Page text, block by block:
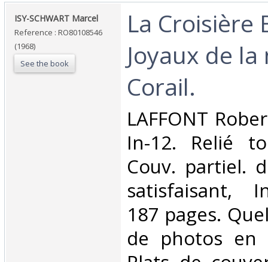
‎ISY-SCHWART Marcel‎
Reference : RO80108546
(1968)
See the book
‎La Croisière
Joyaux de
Corail.‎
‎LAFFONT
In-12. Relié
Couv. partiel.
satisfaisant,
187 pages.
de photos en